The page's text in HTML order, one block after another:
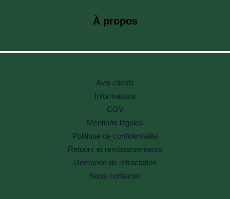
À propos
Avis clients
Informations
CGV
Mentions légales
Politique de confidentialité
Retours et remboursements
Demande de rétractation
Nous contacter